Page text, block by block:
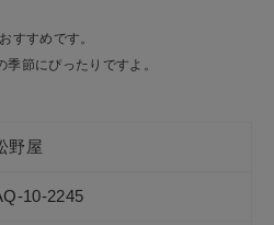
すすめです。
節にぴったりですよ。
野屋
10-2245